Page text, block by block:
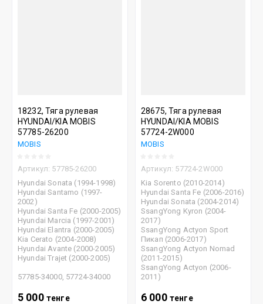
18232, Тяга рулевая
HYUNDAI/KIA MOBIS
57785-26200
MOBIS
Артикул: 57785-26200
Hyundai Sonata (1994-1998)
Hyundai Santamo (1997-
2002)
Hyundai Santa Fe (2000-2005)
Hyundai Marcia (1997-2001)
Hyundai Elantra (2000-2005)
Kia Cerato (2004-2008)
Hyundai Avante (2000-2005)
Hyundai Trajet (2000-2005)
57785-34000, 57724-34000
5 000 тенге
28675, Тяга рулевая
HYUNDAI/KIA MOBIS
57724-2W000
MOBIS
Артикул: 57724-2W000
Kia Sorento (2010-2014)
Hyundai Santa Fe (2006-2016)
Hyundai Sonata (2004-2014)
SsangYong Kyron (2004-
2017)
SsangYong Actyon Sport
Пикап (2006-2017)
SsangYong Actyon Nomad
(2011-2015)
SsangYong Actyon (2006-
2011)
6 000 тенге